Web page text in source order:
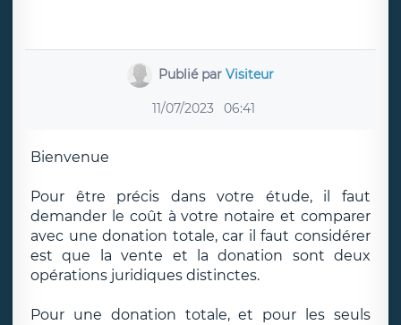
Publié parVisiteur
11/07/2023 06:41
Bienvenue
Pour être précis dans votre étude, il faut
demander le coût à votre notaire et comparer
avec une donation totale, car il faut considérer
est que la vente et la donation sont deux
opérations juridiques distinctes.
Pour une donation totale, et pour les seuls